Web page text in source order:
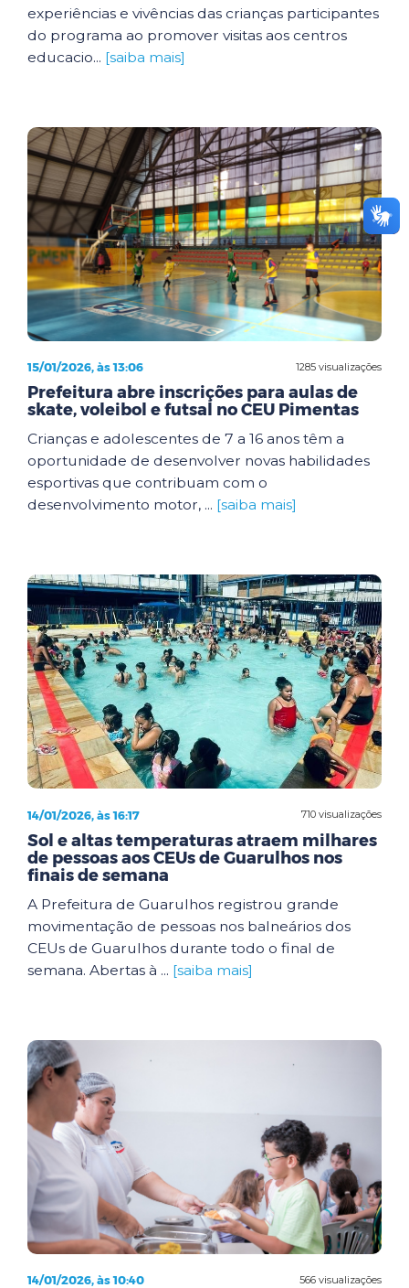
experiências e vivências das crianças participantes
do programa ao promover visitas aos centros
educacio... [saiba mais]
1285 visualizações
15/01/2026, às 13:06
Prefeitura abre inscrições para aulas de
skate, voleibol e futsal no CEU Pimentas
Crianças e adolescentes de 7 a 16 anos têm a
oportunidade de desenvolver novas habilidades
esportivas que contribuam com o
desenvolvimento motor, ... [saiba mais]
710 visualizações
14/01/2026, às 16:17
Sol e altas temperaturas atraem milhares
de pessoas aos CEUs de Guarulhos nos
finais de semana
A Prefeitura de Guarulhos registrou grande
movimentação de pessoas nos balneários dos
CEUs de Guarulhos durante todo o final de
semana. Abertas à ... [saiba mais]
566 visualizações
14/01/2026, às 10:40